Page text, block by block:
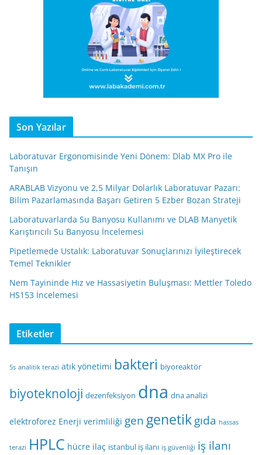
Son Yazılar
Laboratuvar Ergonomisinde Yeni Dönem: Dlab MX Pro ile
Tanışın
ARABLAB Vizyonu ve 2,5 Milyar Dolarlık Laboratuvar Pazarı:
Bilim Pazarlamasında Başarı Getiren 5 Ezber Bozan Strateji
Laboratuvarlarda Su Banyosu Kullanımı ve DLAB Manyetik
Karıştırıcılı Su Banyosu İncelemesi
Pipetlemede Ustalık: Laboratuvar Sonuçlarınızı İyileştirecek
Temel Teknikler
Nem Tayininde Hız ve Hassasiyetin Buluşması: Mettler Toledo
HS153 İncelemesi
Etiketler
5s analitik terazi atık yönetimi bakteri biyoreaktör
biyoteknoloji dezenfeksiyon dna dna analizi
elektroforez Enerji verimliliği gen genetikgıda hassas
terazi HPLC hücre ilaç istanbul iş ilanı iş güvenliği iş ilanı